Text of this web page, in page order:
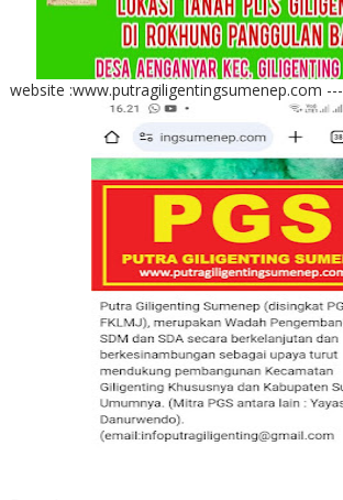
website :www.putragiligentingsumenep.com ---